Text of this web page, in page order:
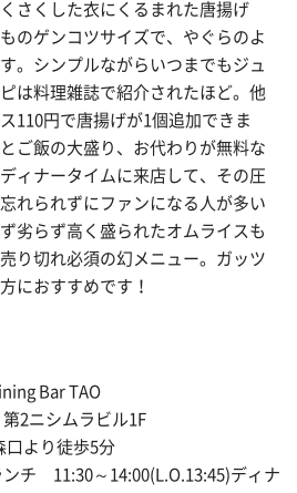
さくした衣にくるまれた唐揚げ
のゲンコツサイズで、やぐらのよ
。シンプルながらいつまでもジュ
は料理雑誌で紹介されたほど。他
110円で唐揚げが1個追加できま
ご飯の大盛り、お代わりが無料な
ィナータイムに来店して、その圧
れられずにファンになる人が多い
劣らず高く盛られたオムライスも
り切れ必須の幻メニュー。ガッツ
におすすめです！
Bar TAO
第2ニシムラビル1F
口より徒歩5分
ンチ 11:30～14:00(L.O.13:45)ディナ